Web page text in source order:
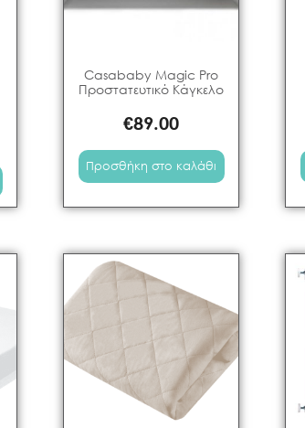
Casababy Magic Pro
Προστατευτικό Κάγκελο
€89.00
Προσθήκη στο καλάθι